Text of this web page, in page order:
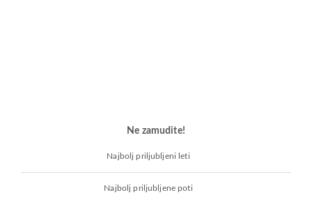
Ne zamudite!
Najbolj priljubljeni leti
Najbolj priljubljene poti